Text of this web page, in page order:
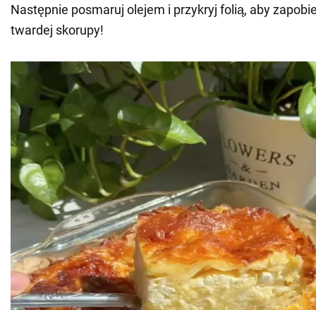
Następnie posmaruj olejem i przykryj folią, aby
twardej skorupy!